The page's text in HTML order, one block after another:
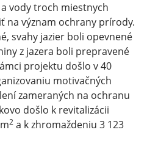
vody troch miestnych
na význam ochrany prírody.
svahy jazier boli opevnené
z jazera boli prepravené
projektu došlo v 40
motivačných
zameraných na ochranu
došlo k revitalizácii
2 a k zhromaždeniu 3 123